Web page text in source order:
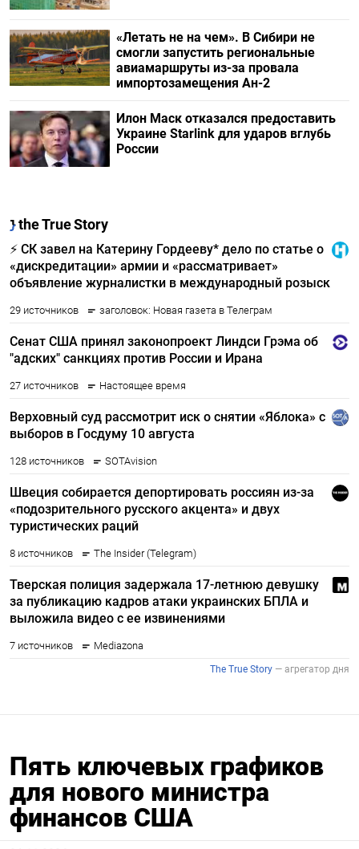
«Летать не на чем». В Сибири не
смогли запустить региональные
авиамаршруты из-за провала
импортозамещения Ан-2
Илон Маск отказался предоставить
Украине Starlink для ударов вглубь
России
Пять ключевых графиков
для нового министра
финансов США